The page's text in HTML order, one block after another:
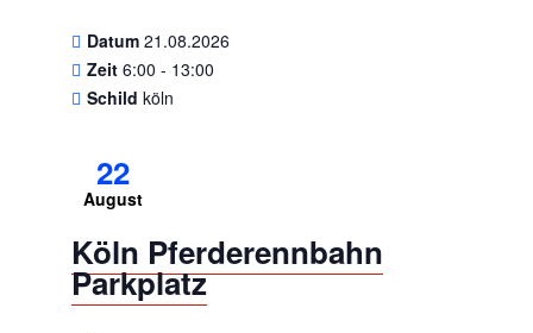
Datum 21.08.2026
Zeit 6:00 - 13:00
Schild köln
22
August
Köln Pferderennbahn
Parkplatz